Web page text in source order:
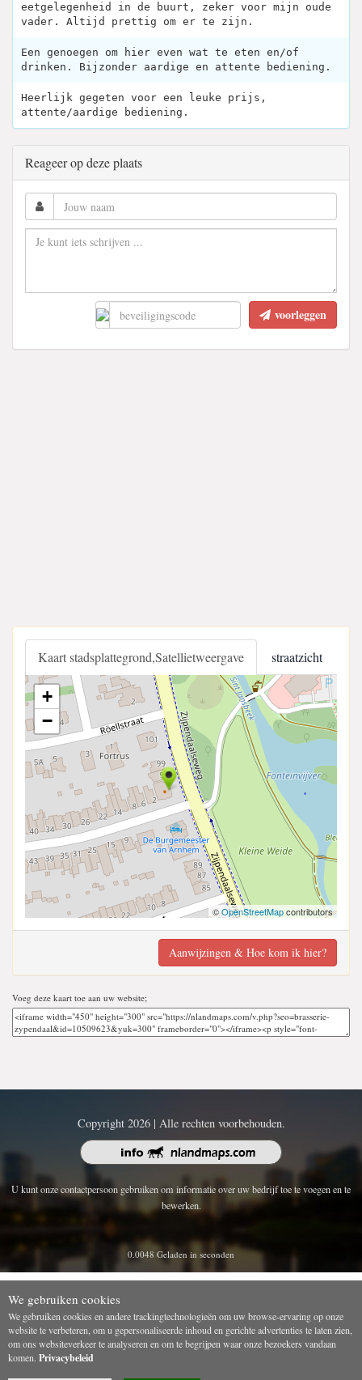
eetgelegenheid in de buurt, zeker voor mijn oude
vader. Altijd prettig om er te zijn.
Een genoegen om hier even wat te eten en/of
drinken. Bijzonder aardige en attente bediening.
Heerlijk gegeten voor een leuke prijs,
attente/aardige bediening.
Reageer op deze plaats
voorleggen
Kaart stadsplattegrond,Satellietweergave straatzicht
+
−
©OpenStreetMapcontributors
Aanwijzingen & Hoe kom ik hier?
Voeg deze kaart toe aan uw website;
Copyright 2026 | Alle rechten voorbehouden.
U kunt onze contactpersoon gebruiken om informatie over uw bedrijf toe te voegen en te
bewerken.
0.0048 Geladen in seconden
We gebruiken cookies
We gebruiken cookies en andere trackingtechnologieën om uw browse-ervaring op onze
website te verbeteren, om u gepersonaliseerde inhoud en gerichte advertenties te laten zien,
om ons websiteverkeer te analyseren en om te begrijpen waar onze bezoekers vandaan
komen. Privacybeleid